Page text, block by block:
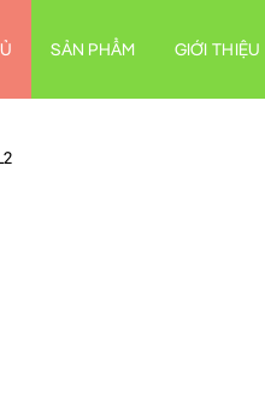
SẢN PHẨM GIỚI THIỆU